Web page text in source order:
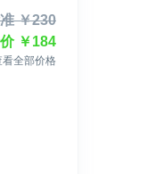
光机会：
￥230
￥184
看全部价格